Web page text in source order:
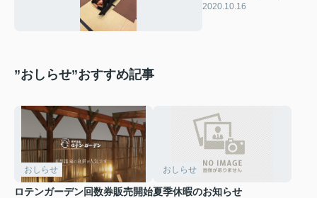
2020.10.16
”おしらせ”おすすめ記事
おしらせ
ロテンガーデン回数券販売開始
おしらせ
夏季休暇のお知らせ